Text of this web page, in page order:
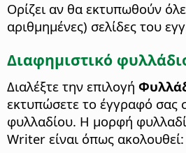
Ορίζει αν θα εκτυπωθούν
αριθμημένες) σελίδες του
Διαφημιστικό
Διαλέξτε την επιλογή
εκτυπώσετε το έγγραφό σας
φυλλαδίου. Η μορφή
Writer είναι όπως ακολουθεί: